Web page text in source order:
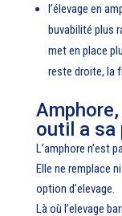
l’élevage en
buvabilité plus
met en place
reste droite, la
outil a sa
L’amphore n’est
Elle ne remplace
option d’elevage.
Là où l’elevage